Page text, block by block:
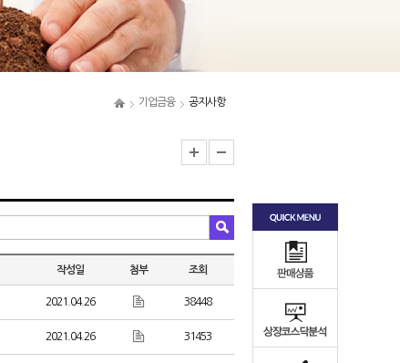
기업금융 공지사항
작성일 첨부 조회
2021.04.26 38448
2021.04.26 31453